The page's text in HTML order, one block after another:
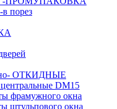
порез
ОТКИДНЫЕ
DM15
фрамужного окна
штульпового окна